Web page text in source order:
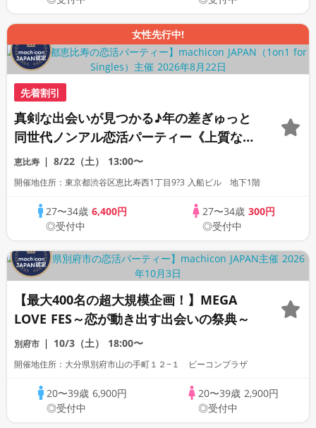
女性先行中!
先着割引
真剣な出会いが見つかる♪年の差ぎゅっと
同世代ノンアル恋活パーティー《上質な1
対1相席専用会場》《全席半個室》《飲み
放題付き》《machicon JAPAN主催》
恵比寿 8/22（土） 13:00〜
開催地住所：東京都渋谷区恵比寿西1丁目9?3 入船ビル 地下1階
27〜34歳6,400円
◎受付中
27〜34歳 300円
◎受付中
【最大400名の超大規模企画！】MEGA
LOVE FES～恋が動き出す出会いの祭典～
別府市 10/3（土） 18:00〜
開催地住所：大分県別府市山の手町１２−１ ビーコンプラザ
20〜39歳 6,900円
◎受付中
20〜39歳 2,900円
◎受付中